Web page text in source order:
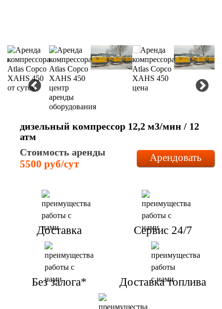
дизельный компрессор 12,2 м3/мин / 12
атм
Стоимость аренды
5500 руб/сут
Арендовать
Доставка Сервис 24/7
Без залога* Доставка топлива